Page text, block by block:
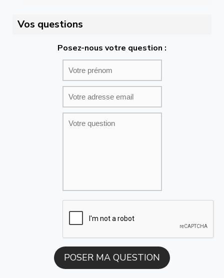
Vos questions
Posez-nous votre question :